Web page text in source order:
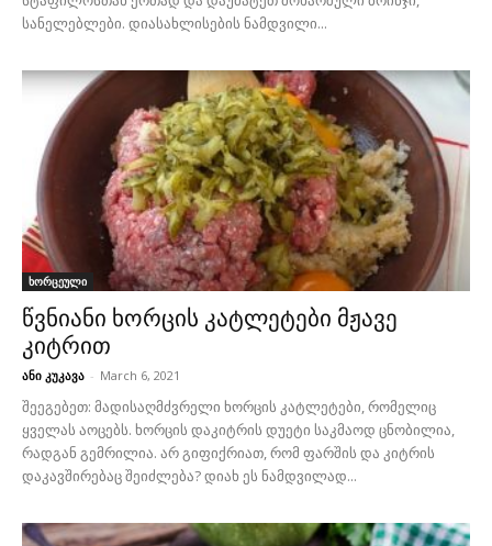
სანელებლები. დიასახლისების ნამდვილი...
ხორცეული
წვნიანი ხორცის კატლეტები მჟავე
კიტრით
ანი კუკავა - March 6, 2021
შეეგებეთ: მადისაღმძვრელი ხორცის კატლეტები, რომელიც
ყველას აოცებს. ხორცის დაკიტრის დუეტი საკმაოდ ცნობილია,
რადგან გემრილია. არ გიფიქრიათ, რომ ფარშის და კიტრის
დაკავშირებაც შეიძლება? დიახ ეს ნამდვილად...